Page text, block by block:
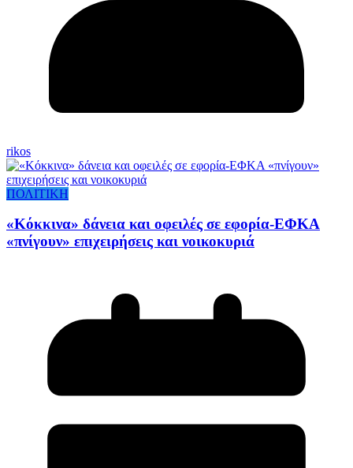
rikos
ΠΟΛΙΤΙΚΗ
«Κόκκινα» δάνεια και οφειλές σε εφορία-ΕΦΚΑ
«πνίγουν» επιχειρήσεις και νοικοκυριά